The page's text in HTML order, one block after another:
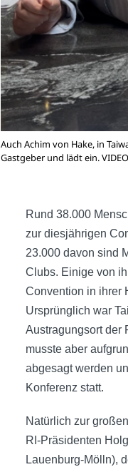
Auch Achim von Hake, in
Gastgeber und lädt ein.
Rund 38.000
zur diesjährigen
23.000 davon sind
Clubs. Einige von
Convention in ihrer
Ursprünglich war
Austragungsort der
musste aber
abgesagt werden
Konferenz statt.
Natürlich zur
RI-Präsidenten
Lauenburg-Mölln),